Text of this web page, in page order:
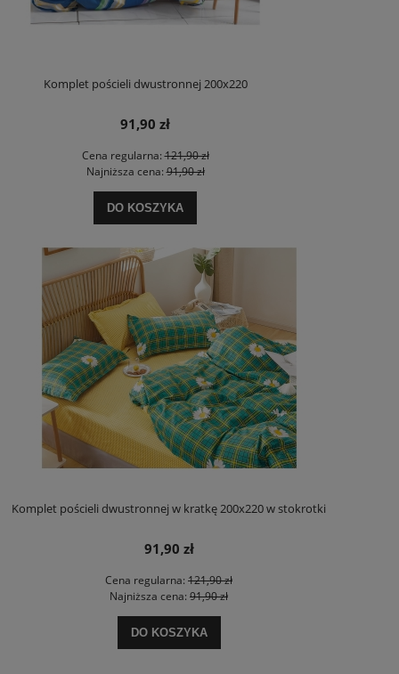
Komplet pościeli dwustronnej 200x220
91,90 zł
Cena regularna:121,90 zł
Najniższa cena:91,90 zł
DO KOSZYKA
Komplet pościeli dwustronnej w kratkę 200x220 w stokrotki
91,90 zł
Cena regularna: 121,90 zł
Najniższa cena: 91,90 zł
DO KOSZYKA